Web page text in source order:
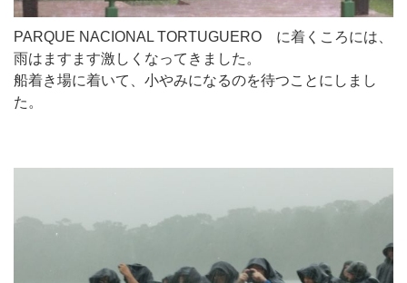
PARQUE NACIONAL TORTUGUERO に着くころには、
雨はますます激しくなってきました。
船着き場に着いて、小やみになるのを待つことにしまし
た。